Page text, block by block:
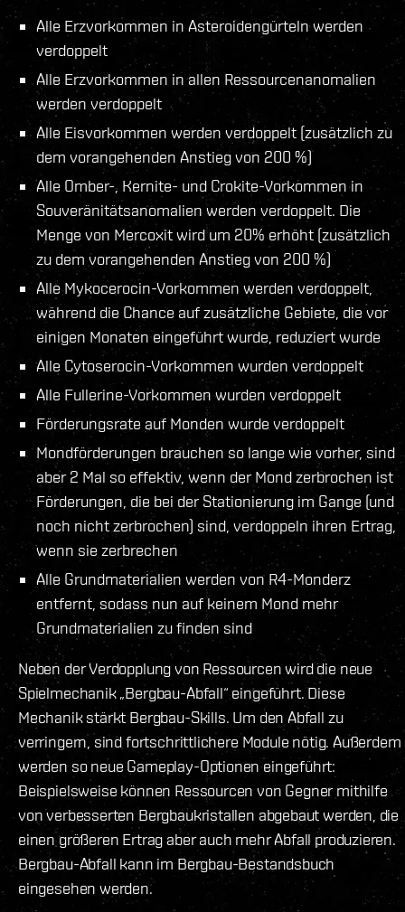
Alle Erzvorkommen in Asteroidengürteln werden
verdoppelt
Alle Erzvorkommen in allen Ressourcenanomalien
werden verdoppelt
Alle Eisvorkommen werden verdoppelt (zusätzlich zu
dem vorangehenden Anstieg von 200 %)
Alle Omber-, Kernite- und Crokite-Vorkommen in
Souveränitätsanomalien werden verdoppelt. Die
Menge von Mercoxit wird um 20% erhöht (zusätzlich
zu dem vorangehenden Anstieg von 200 %)
Alle Mykocerocin-Vorkommen werden verdoppelt,
während die Chance auf zusätzliche Gebiete, die vor
einigen Monaten eingeführt wurde, reduziert wurde
Alle Cytoserocin-Vorkommen wurden verdoppelt
Alle Fullerine-Vorkommen wurden verdoppelt
Förderungsrate auf Monden wurde verdoppelt
Mondförderungen brauchen so lange wie vorher, sind
aber 2 Mal so effektiv, wenn der Mond zerbrochen ist
Förderungen, die bei der Stationierung im Gange (und
noch nicht zerbrochen) sind, verdoppeln ihren Ertrag,
wenn sie zerbrechen
Alle Grundmaterialien werden von R4-Monderz
entfernt, sodass nun auf keinem Mond mehr
Grundmaterialien zu finden sind
Neben der Verdopplung von Ressourcen wird die neue
Spielmechanik „Bergbau-Abfall“ eingeführt. Diese
Mechanik stärkt Bergbau-Skills. Um den Abfall zu
verringern, sind fortschrittlichere Module nötig. Außerdem
werden so neue Gameplay-Optionen eingeführt:
Beispielsweise können Ressourcen von Gegner mithilfe
von verbesserten Bergbaukristallen abgebaut werden, die
einen größeren Ertrag aber auch mehr Abfall produzieren.
Bergbau-Abfall kann im Bergbau-Bestandsbuch
eingesehen werden.